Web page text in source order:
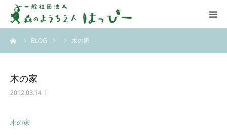
BLOG 木の家
木の家
2012.03.14
木の家
はっぴーについて